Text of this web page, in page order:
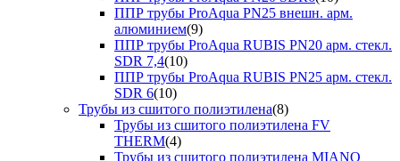
ППР трубы ProAqua PN25 внешн. арм.
алюминием(9)
ППР трубы ProAqua RUBIS PN20 арм. стекл.
SDR 7,4(10)
ППР трубы ProAqua RUBIS PN25 арм. стекл.
SDR 6(10)
Трубы из сшитого полиэтилена(8)
Трубы из сшитого полиэтилена FV
THERM(4)
Трубы из сшитого полиэтилена MIANO